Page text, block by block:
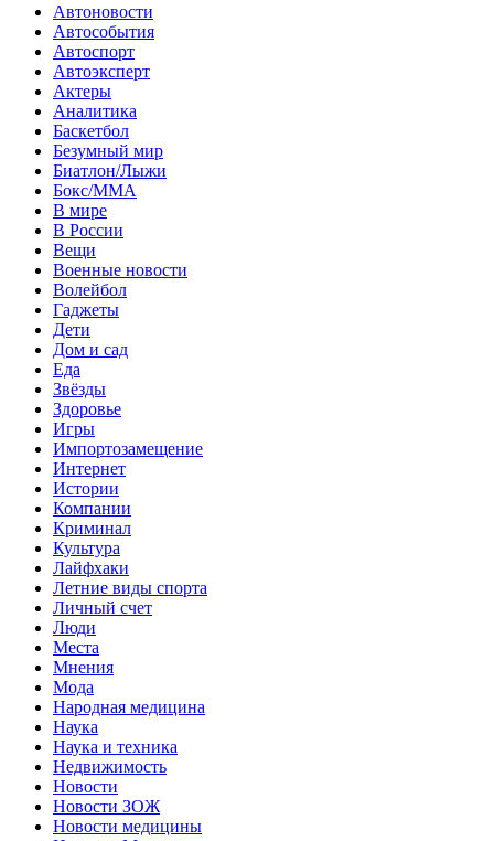
Автоновости
Автособытия
Автоспорт
Автоэксперт
Актеры
Аналитика
Баскетбол
Безумный мир
Биатлон/Лыжи
Бокс/MMA
В мире
В России
Вещи
Военные новости
Волейбол
Гаджеты
Дети
Дом и сад
Еда
Звёзды
Здоровье
Игры
Импортозамещение
Интернет
Истории
Компании
Криминал
Культура
Лайфхаки
Летние виды спорта
Личный счет
Люди
Места
Мнения
Мода
Народная медицина
Наука
Наука и техника
Недвижимость
Новости
Новости ЗОЖ
Новости медицины